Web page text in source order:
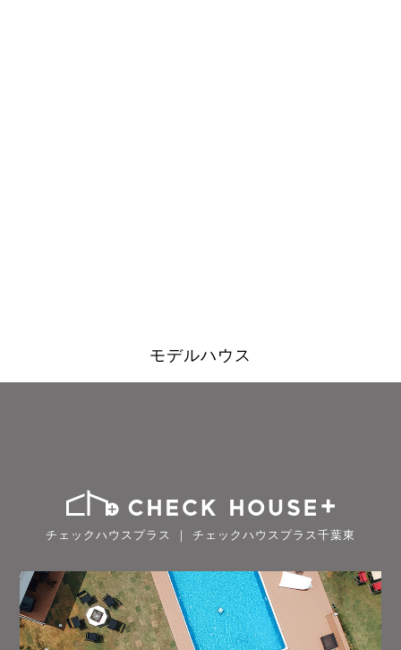
モデルハウス
チェックハウスプラス ｜ チェックハウスプラス千葉東